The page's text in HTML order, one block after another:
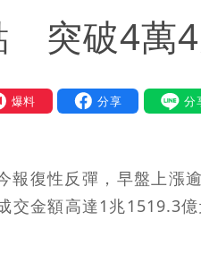
突破4萬
料
報復性反彈，早盤上漲
金額高達1兆1519.3